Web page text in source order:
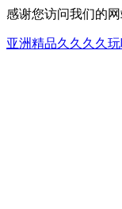
感谢您访问我们的
亚洲精品久久久久